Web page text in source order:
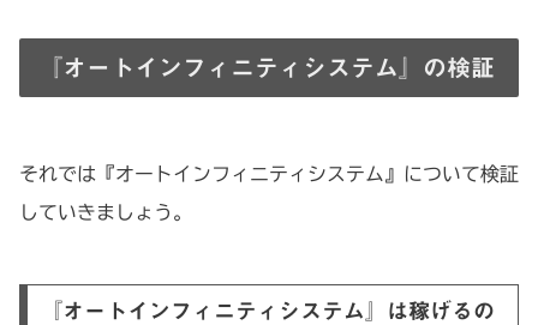
『オートインフィニティシステム』の検証
それでは『オートインフィニティシステム』について検証
していきましょう。
『オートインフィニティシステム』は稼げるの